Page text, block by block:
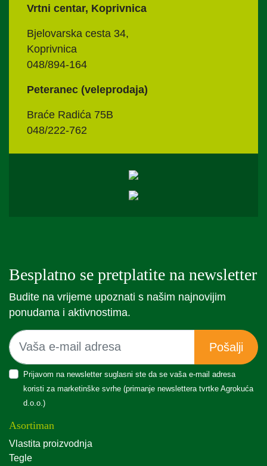
Vrtni centar, Koprivnica
Bjelovarska cesta 34,
Koprivnica
048/894-164
Peteranec (veleprodaja)
Braće Radića 75B
048/222-762
Besplatno se pretplatite na newsletter
Budite na vrijeme upoznati s našim najnovijim
ponudama i aktivnostima.
Pošalji
Prijavom na newsletter suglasni ste da se vaša e-mail adresa
koristi za marketinške svrhe (primanje newslettera tvrtke Agrokuća
d.o.o.)
Asortiman
Vlastita proizvodnja
Tegle